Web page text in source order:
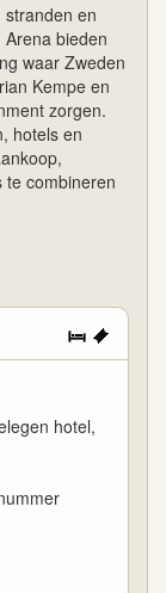
en
bieden
waar Zweden
Kempe en
zorgen.
hotels en
te combineren
hotel,